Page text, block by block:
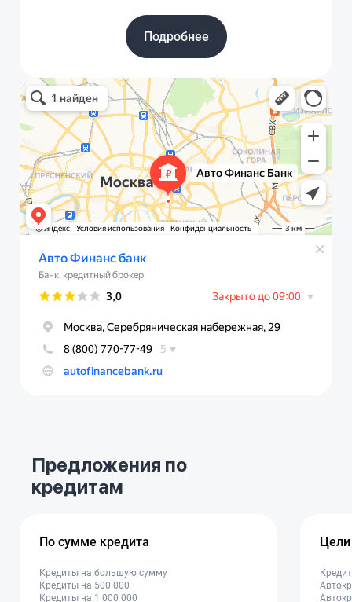
Подробнее
Предложения по
кредитам
По сумме кредита
Кредиты на большую сумму
Кредиты на 500 000
Кредиты на 1 000 000